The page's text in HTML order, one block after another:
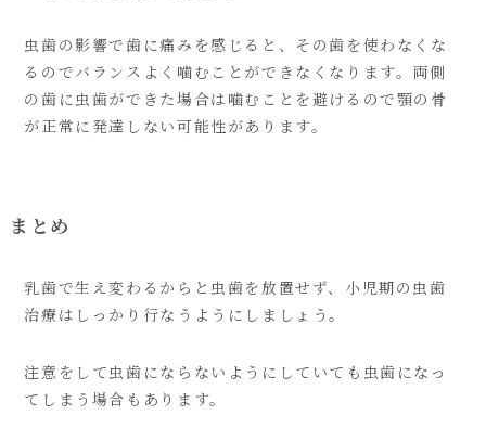
虫歯の影響で歯に痛みを感じると、その歯を使わなくな
るのでバランスよく噛むことができなくなります。両側
の歯に虫歯ができた場合は噛むことを避けるので顎の骨
が正常に発達しない可能性があります。
まとめ
乳歯で生え変わるからと虫歯を放置せず、小児期の虫歯
治療はしっかり行なうようにしましょう。
注意をして虫歯にならないようにしていても虫歯になっ
てしまう場合もあります。